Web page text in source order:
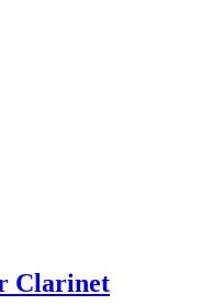
Clarinet